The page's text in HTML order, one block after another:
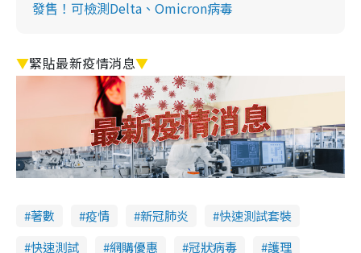
發售！可檢測Delta、Omicron病毒
▼緊貼最新疫情消息▼
著數 疫情 新冠肺炎
快速測試套裝
快速測試
網購優惠 冠狀病毒
護理